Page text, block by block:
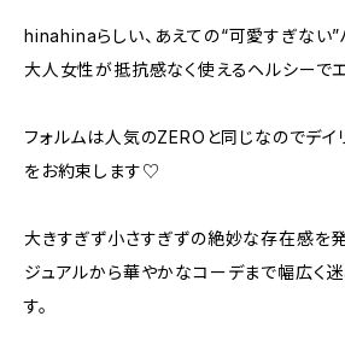
hinahinaらしい、あえての“可愛すぎない
大人女性が抵抗感なく使えるヘルシーで
フォルムは人気のZEROと同じなのでデイ
をお約束します♡
大きすぎず小さすぎずの絶妙な存在感を
ジュアルから華やかなコーデまで幅広く
す。